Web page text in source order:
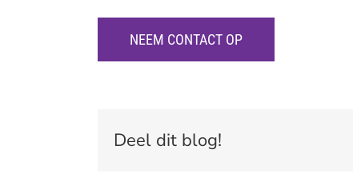
NEEM CONTACT OP
Deel dit blog!